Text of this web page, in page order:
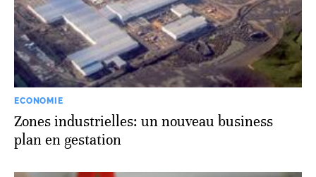
ECONOMIE
Zones industrielles: un nouveau business
plan en gestation